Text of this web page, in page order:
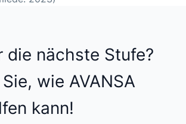
die nächste Stufe?
wie AVANSA
kann!